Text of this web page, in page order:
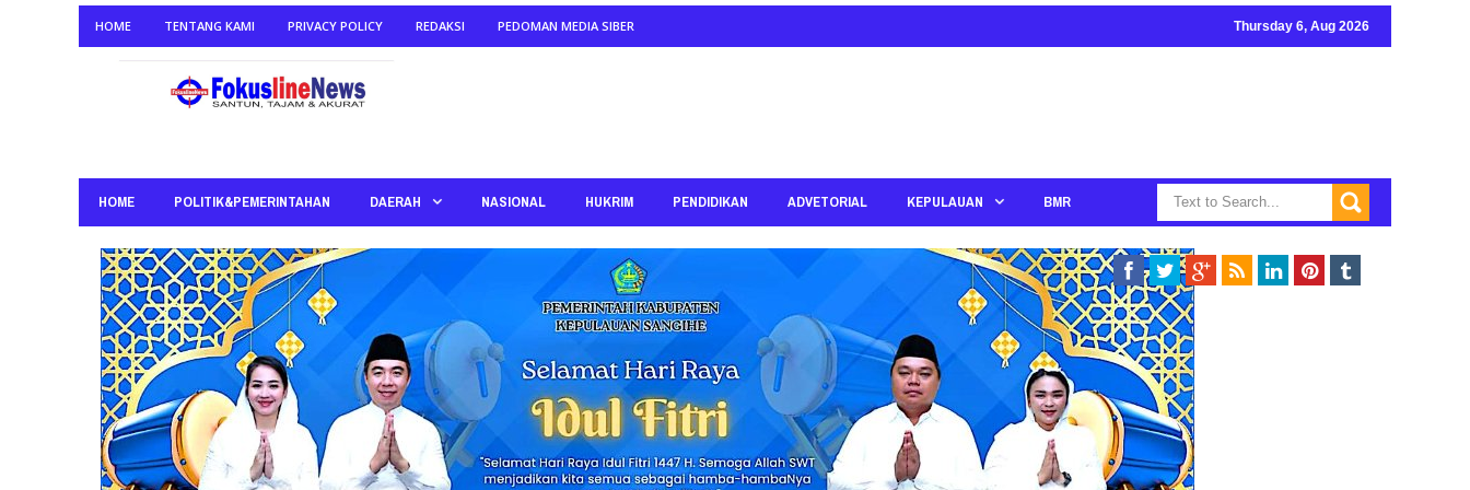
HOME TENTANG KAMI PRIVACY POLICY REDAKSI PEDOMAN MEDIA SIBER Thursday 6, Aug 2026
HOME POLITIK&PEMERINTAHAN DAERAH NASIONAL HUKRIM PENDIDIKAN ADVETORIAL KEPULAUAN BMR